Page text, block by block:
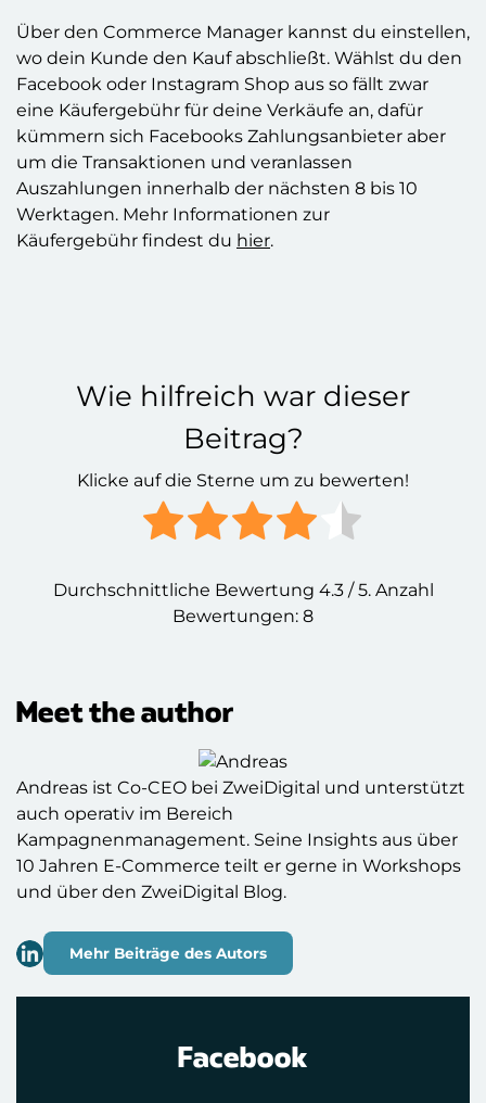
Über den Commerce Manager kannst du einstellen,
wo dein Kunde den Kauf abschließt. Wählst du den
Facebook oder Instagram Shop aus so fällt zwar
eine Käufergebühr für deine Verkäufe an, dafür
kümmern sich Facebooks Zahlungsanbieter aber
um die Transaktionen und veranlassen
Auszahlungen innerhalb der nächsten 8 bis 10
Werktagen. Mehr Informationen zur
Käufergebühr findest du hier.
Wie hilfreich war dieser
Beitrag?
Klicke auf die Sterne um zu bewerten!
Durchschnittliche Bewertung 4.3/ 5. Anzahl
Bewertungen: 8
Meet the author
Andreas ist Co-CEO bei ZweiDigital und unterstützt
auch operativ im Bereich
Kampagnenmanagement. Seine Insights aus über
10 Jahren E-Commerce teilt er gerne in Workshops
und über den ZweiDigital Blog.
Mehr Beiträge des Autors
Facebook